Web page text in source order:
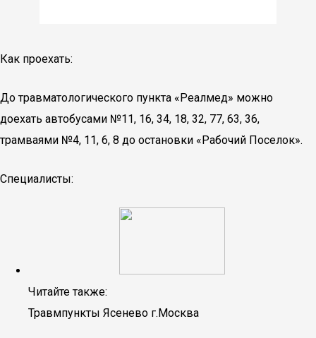
Как проехать:
До травматологического пункта «Реалмед» можно
доехать автобусами №11, 16, 34, 18, 32, 77, 63, 36,
трамваями №4, 11, 6, 8 до остановки «Рабочий Поселок».
Специалисты:
Читайте также:
Травмпункты Ясенево г.Москва